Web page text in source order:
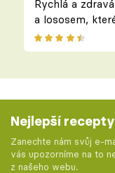
Rychlá a
a lososem,
Nejlepší
Zanechte nám svůj e-
vás upozorníme na to
z našeho webu.